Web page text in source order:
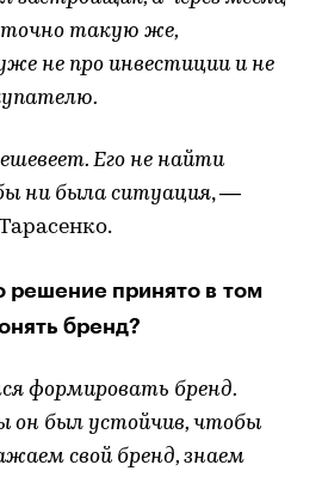
точно такую же,
не про инвестиции и не
Его не найти
ни была ситуация, —
решение принято в том
бренд?
формировать бренд.
он был устойчив, чтобы
свой бренд, знаем